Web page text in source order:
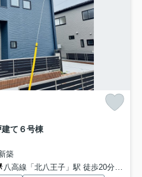
て ６号棟
築
八高線「北八王子」駅 徒歩20分